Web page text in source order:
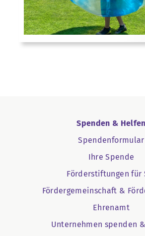
Spenden & Helfen
Spendenformular
Ihre Spende
Förderstiftungen für
Fördergemeinschaft &
Ehrenamt
Unternehmen spenden